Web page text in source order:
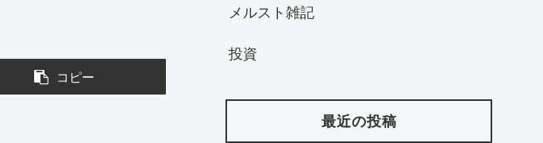
コピー
メルスト雑記
投資
最近の投稿